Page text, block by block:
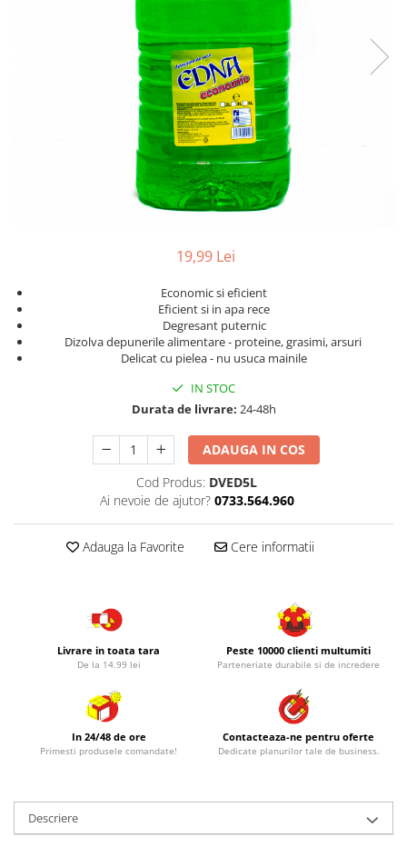
Intretinere masina de spalat
Insecticide si Capcane
Solutii desfundat tevi
19,99 Lei
Economic si eficient
Eficient si in apa rece
Degresant puternic
Dizolva depunerile alimentare - proteine, grasimi, arsuri
Delicat cu pielea - nu usuca mainile
IN STOC
Durata de livrare: 24-48h
ADAUGA IN COS
Cod Produs: DVED5L
Ai nevoie de ajutor? 0733.564.960
Adauga la Favorite Cere informatii
Livrare in toata tara
De la 14.99 lei
Peste 10000 clienti multumiti
Parteneriate durabile si de incredere
In 24/48 de ore
Primesti produsele comandate!
Contacteaza-ne pentru oferte
Dedicate planurilor tale de business.
Descriere